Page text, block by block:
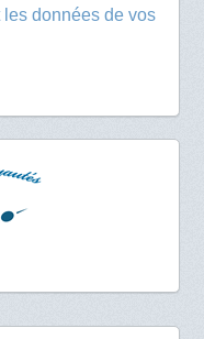
données de vos